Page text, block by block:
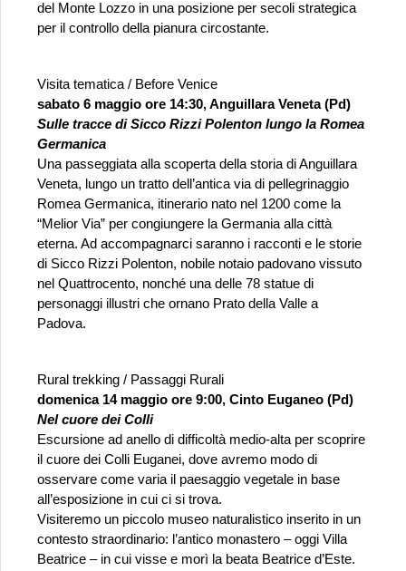
del Monte Lozzo in una posizione per secoli strategica
per il controllo della pianura circostante.
Visita tematica / Before Venice
sabato 6 maggio ore 14:30, Anguillara Veneta (Pd)
Sulle tracce di Sicco Rizzi Polenton lungo la Romea
Germanica
Una passeggiata alla scoperta della storia di Anguillara
Veneta, lungo un tratto dell’antica via di pellegrinaggio
Romea Germanica, itinerario nato nel 1200 come la
“Melior Via” per congiungere la Germania alla città
eterna. Ad accompagnarci saranno i racconti e le storie
di Sicco Rizzi Polenton, nobile notaio padovano vissuto
nel Quattrocento, nonché una delle 78 statue di
personaggi illustri che ornano Prato della Valle a
Padova.
Rural trekking / Passaggi Rurali
domenica 14 maggio ore 9:00, Cinto Euganeo (Pd)
Nel cuore dei Colli
Escursione ad anello di difficoltà medio-alta per scoprire
il cuore dei Colli Euganei, dove avremo modo di
osservare come varia il paesaggio vegetale in base
all’esposizione in cui ci si trova.
Visiteremo un piccolo museo naturalistico inserito in un
contesto straordinario: l’antico monastero – oggi Villa
Beatrice – in cui visse e morì la beata Beatrice d’Este.